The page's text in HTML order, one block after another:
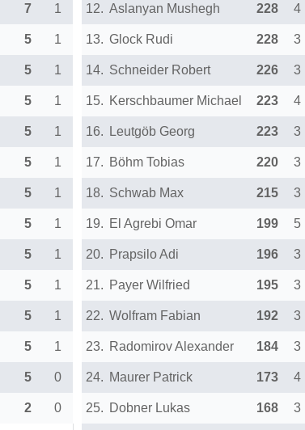
7 1
5 1
5 1
5 1
5 1
5 1
5 1
5 1
5 1
5 1
5 1
5 1
5 0
2 0
12. Aslanyan Mushegh 228 4
13. Glock Rudi 228 3
14. Schneider Robert 226 3
15. Kerschbaumer Michael 223 4
16. Leutgöb Georg 223 3
17. Böhm Tobias 220 3
18. Schwab Max 215 3
19. El Agrebi Omar 199 5
20. Prapsilo Adi 196 3
21. Payer Wilfried 195 3
22. Wolfram Fabian 192 3
23. Radomirov Alexander 184 3
24. Maurer Patrick 173 4
25. Dobner Lukas 168 3